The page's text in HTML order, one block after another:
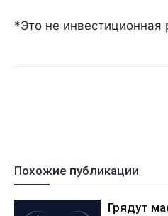
*Это не инвестиционная
Похожие публикации
Грядут